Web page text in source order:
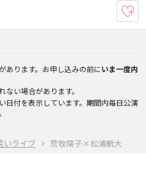
いライブ 荒牧陽子×松浦航大
あります。お申し込みの前にいま一度内
い場合があります。
日付を表示しています。期間内毎日公演